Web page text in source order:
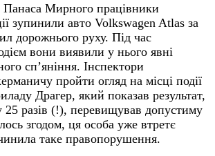
Панаса Мирного працівники
зупинили авто Volkswagen Atlas за
дорожнього руху. Під час
вони виявили у нього явні
сп’яніння. Інспектори
пройти огляд на місці події
Драгер, який показав результат,
разів (!), перевищував допустиму
згодом, ця особа уже втретє
таке правопорушення.